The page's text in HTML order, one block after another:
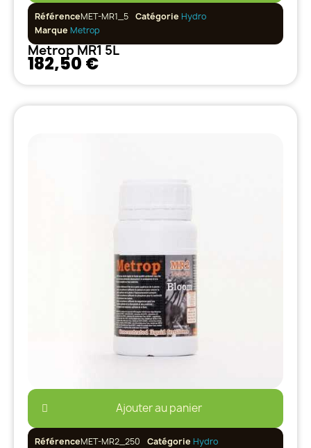
RéférenceMET-MR1_5 Catégorie Hydro
Marque Metrop
Metrop MR1 5L
182,50 €
Ajouter au panier
RéférenceMET-MR2_250 Catégorie Hydro